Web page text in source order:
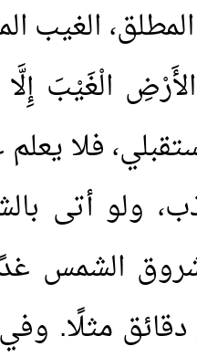
الغيب
الْغَيْبَ
فلا يعلم
ولو أتى
الشمس
مثلًا. وفي